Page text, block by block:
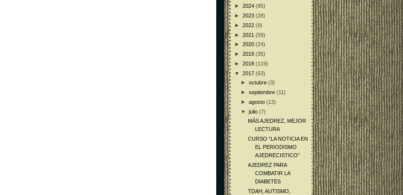
► 2024 (85)
► 2023 (28)
► 2022 (9)
► 2021 (59)
► 2020 (24)
► 2019 (35)
► 2018 (119)
▼ 2017 (63)
►octubre(3)
►septiembre(11)
►agosto(13)
▼julio(7)
MÁS AJEDREZ, MEJOR
LECTURA
CURSO “LA NOTICIA EN
EL PERIODISMO
AJEDRECISTICO”
AJEDREZ PARA
COMBATIR LA
DIABETES
TDAH, AUTISMO,